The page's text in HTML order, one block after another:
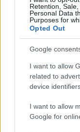
Retention,
Personal Data
Purposes for
Opted Out
Google
I want to allow
related to
device
I want to allow
Google for
0%